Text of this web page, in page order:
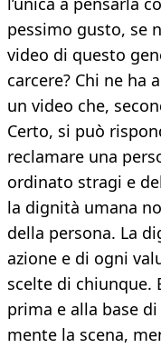
pessimo gusto, se
video di questo
carcere? Chi ne ha
un video che,
Certo, si può
reclamare una
ordinato stragi e
la dignità umana
della persona. La
azione e di ogni
scelte di chiunque.
prima e alla base
mente la scena,